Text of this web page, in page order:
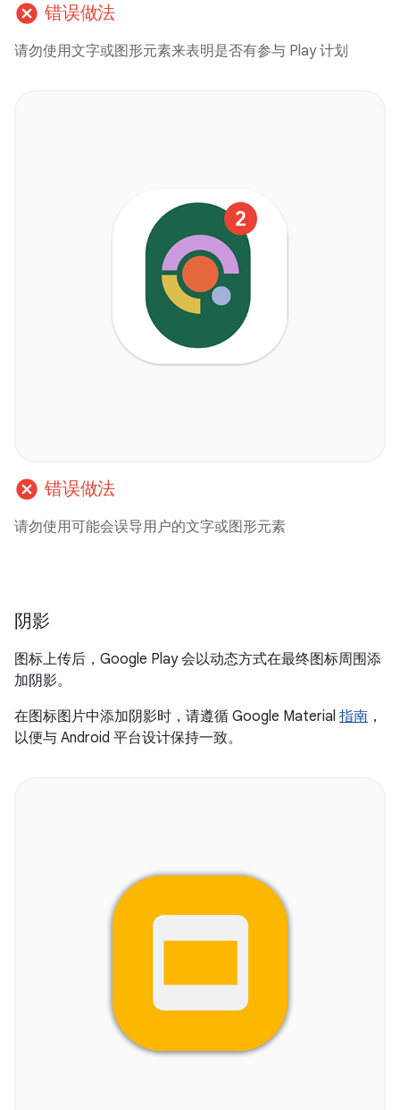
cancel 错误做法
请勿使用文字或图形元素来表明是否有参与 Play 计划
cancel 错误做法
请勿使用可能会误导用户的文字或图形元素
阴影
图标上传后，Google Play 会以动态方式在最终图标周围添
加阴影。
在图标图片中添加阴影时，请遵循 Google Material 指南 ，
以便与 Android 平台设计保持一致。